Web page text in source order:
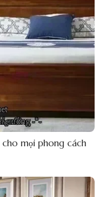
cho mọi phong cách